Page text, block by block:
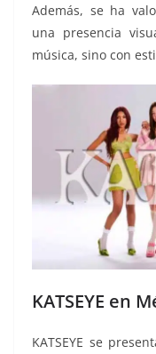
Además, se ha
una presencia
música, sino con
KATSEYE en
KATSEYE se